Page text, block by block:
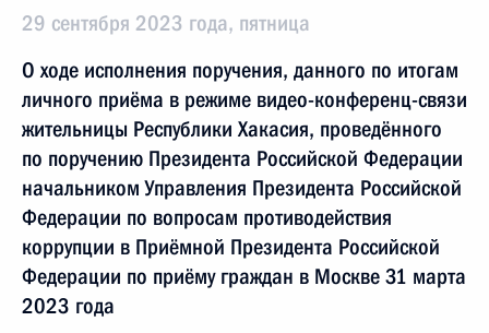
29 сентября 2023 года, пятница
О ходе исполнения поручения, данного по итогам
личного приёма в режиме видео-конференц-связи
жительницы Республики Хакасия, проведённого
по поручению Президента Российской Федерации
начальником Управления Президента Российской
Федерации по вопросам противодействия
коррупции в Приёмной Президента Российской
Федерации по приёму граждан в Москве 31 марта
2023 года